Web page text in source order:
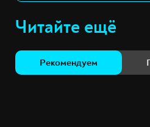
Читайте ещё
Рекомендуем